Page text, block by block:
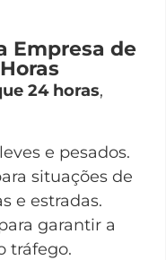
Empresa de
24 horas,
e pesados.
situações de
e estradas.
garantir a
tráfego.